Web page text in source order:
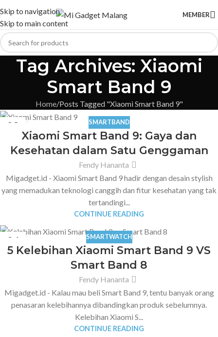
Skip to navigation
Skip to main content
MEMBER
Tag Archives: Xiaomi
Smart Band 9
Home Posts Tagged "Xiaomi Smart Band 9"
28 SMARTBAND
Xiaomi Smart Band 9: Gaya dan
Kesehatan dalam Satu Genggaman
Fendy Hananta
Migadget.id - Xiaomi Smart Band 9 hadir dengan desain stylish
yang memadukan teknologi canggih dan fitur kesehatan yang tak
tertandingi...
CONTINUE READING
04
SEP
SMARTWATCH
5 Kelebihan Xiaomi Smart Band 9 VS
Smart Band 8
Fendy Hananta
Migadget.id - Kalau mau beli Smart Band 9, tentu banyak orang
penasaran kelebihannya dibandingkan produk sebelumnya.
Kelebihan Xiaomi S...
CONTINUE READING